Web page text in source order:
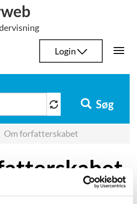
Login
Søg
Om forfatterskabet